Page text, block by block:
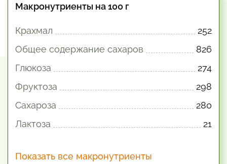
Макронутриенты на 100 г
Крахмал
252
Общее содержание сахаров
826
Глюкоза
274
Фруктоза
298
Сахароза
280
Лактоза
21
Показать все макронутриенты